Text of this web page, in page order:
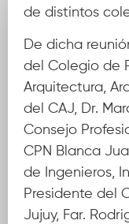
de distintos
De dicha
del Colegio de
Arquitectura,
del CAJ, Dr.
Consejo
CPN Blanca
de Ingenieros,
Presidente del
Jujuy, Far.